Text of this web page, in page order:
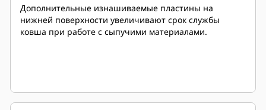
Дополнительные изнашиваемые пластины на
нижней поверхности увеличивают срок службы
ковша при работе с сыпучими материалами.